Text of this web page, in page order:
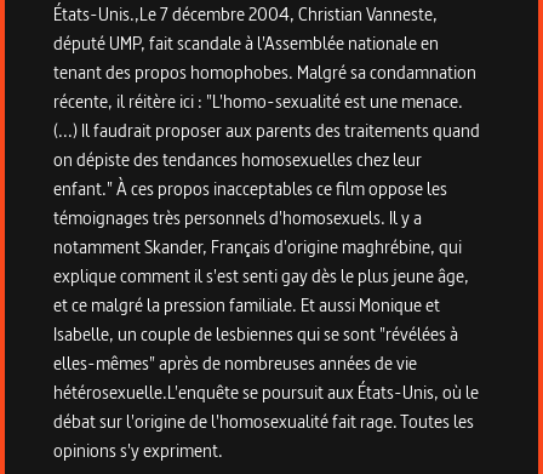
États-Unis.,Le 7 décembre 2004, Christian Vanneste,
député UMP, fait scandale à l'Assemblée nationale en
tenant des propos homophobes. Malgré sa condamnation
récente, il réitère ici : "L'homo-sexualité est une menace.
(...) Il faudrait proposer aux parents des traitements quand
on dépiste des tendances homosexuelles chez leur
enfant." À ces propos inacceptables ce film oppose les
témoignages très personnels d'homosexuels. Il y a
notamment Skander, Français d'origine maghrébine, qui
explique comment il s'est senti gay dès le plus jeune âge,
et ce malgré la pression familiale. Et aussi Monique et
Isabelle, un couple de lesbiennes qui se sont "révélées à
elles-mêmes" après de nombreuses années de vie
hétérosexuelle.L'enquête se poursuit aux États-Unis, où le
débat sur l'origine de l'homosexualité fait rage. Toutes les
opinions s'y expriment.